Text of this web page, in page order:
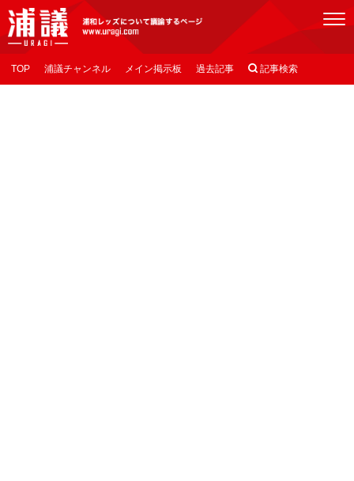
[浦議]浦和レッズについて議論するページ
TOP 浦議チャンネル メイン掲示板 過去記事  記事検索